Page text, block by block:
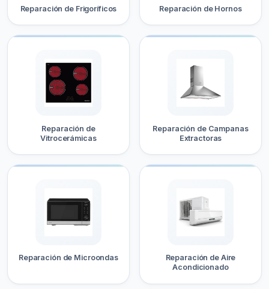
Reparación de Frigoríficos Reparación de Hornos
Reparación de
Vitrocerámicas
Reparación de Campanas
Extractoras
Reparación de Microondas
Reparación de Aire
Acondicionado